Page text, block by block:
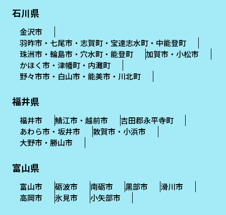
石川県
金沢市
羽昨市・七尾市・志賀町・宝達志水町・中能登町
珠洲市・輪島市・穴水町・能登町
加賀市・小松市
かほく市・津幡町・内灘町
野々市市・白山市・能美市・川北町
福井県
福井市 鯖江市・越前市
吉田郡永平寺町
あわら市・坂井市
敦賀市・小浜市
大野市・勝山市
富山県
富山市 砺波市 南砺市 黒部市
滑川市
高岡市
氷見市 小矢部市